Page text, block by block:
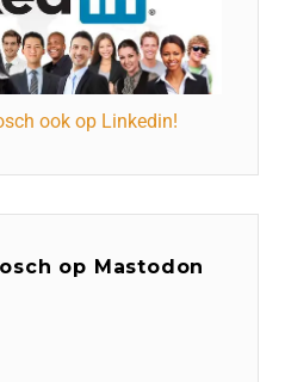
ook op Linkedin!
op Mastodon